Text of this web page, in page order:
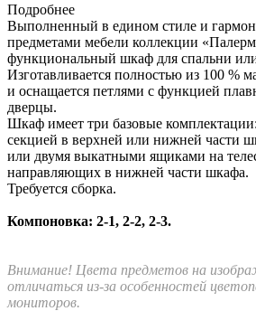
Подробнее
Выполненный в едином стиле и
предметами мебели коллекции
функциональный шкаф для спальни
Изготавливается полностью из 100 %
и оснащается петлями с функцией
дверцы.
Шкаф имеет три базовые
секцией в верхней или нижней части
или двумя выкатными ящиками на
направляющих в нижней части шкафа.
Требуется сборка.
Компоновка: 2-1, 2-2, 2-3.
Внимание! Цвета предметов на
отличаться из-за особенностей
мониторов.